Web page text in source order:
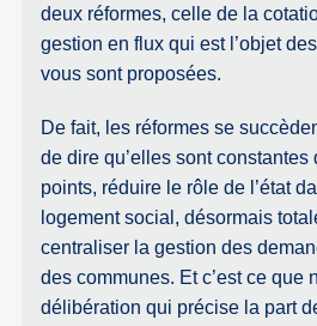
deux réformes, celle de la
gestion en flux qui est l’objet
vous sont proposées.
De fait, les réformes se
de dire qu’elles sont constantes
points, réduire le rôle de l’état
logement social, désormais
centraliser la gestion des
des communes. Et c’est ce que
délibération qui précise la part